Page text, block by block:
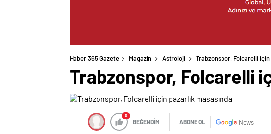
Haber 365 Gazete Magazin Astroloji Trabzonspor, Folcarelli için
Trabzonspor, Folcarelli
0
BEĞENDİM ABONE OL News